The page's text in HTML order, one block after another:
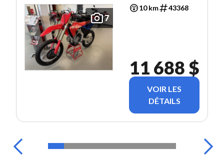
7
10 km 43368
11 688 $
VOIR LES
DÉTAILS